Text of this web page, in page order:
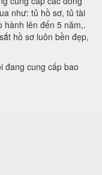
như: tủ hồ sơ, tủ tài
hành lên đến 5 năm,.
hồ sơ luôn bền đẹp,
đang cung cấp bao